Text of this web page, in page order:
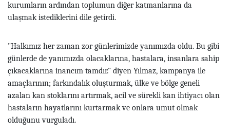
kurumların ardından toplumun diğer katmanlarına da
ulaşmak istediklerini dile getirdi.
"Halkımız her zaman zor günlerimizde yanımızda oldu. Bu gibi
günlerde de yanımızda olacaklarına, hastalara, insanlara sahip
çıkacaklarına inancım tamdır." diyen Yılmaz, kampanya ile
amaçlarının; farkındalık oluşturmak, ülke ve bölge geneli
azalan kan stoklarını artırmak, acil ve sürekli kan ihtiyacı olan
hastaların hayatlarını kurtarmak ve onlara umut olmak
olduğunu vurguladı.